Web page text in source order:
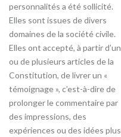
personnalités a été sollicité.
Elles sont issues de divers
domaines de la société civile.
Elles ont accepté, à partir d’un
ou de plusieurs articles de la
Constitution, de livrer un «
témoignage », c’est-à-dire de
prolonger le commentaire par
des impressions, des
expériences ou des idées plus